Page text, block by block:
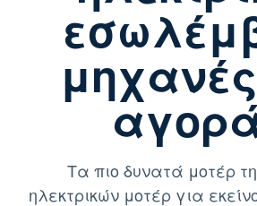
Τα πιο δυνατά μοτέρ
ηλεκτρικών μοτέρ για